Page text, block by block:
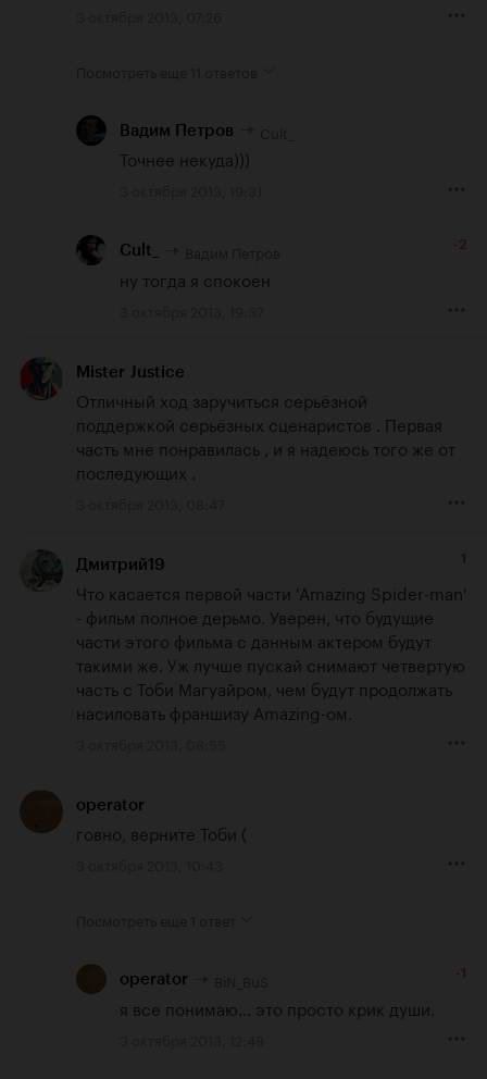
Вадим Петров
Точнее некуда)))
Cult_ -2
ну тогда я спокоен
Mister Justice
Отличный ход заручиться серьёзной
поддержкой серьёзных сценаристов . Первая
часть мне понравилась , и я надеюсь того же от
последующих .
Дмитрий19 1
Что касается первой части 'Amazing Spider-man'
- фильм полное дерьмо. Уверен, что будущие
части этого фильма с данным актером будут
такими же. Уж лучше пускай снимают четвертую
часть с Тоби Магуайром, чем будут продолжать
насиловать франшизу Amazing-ом.
operator
говно, верните Тоби (
operator -1
я все понимаю... это просто крик души.